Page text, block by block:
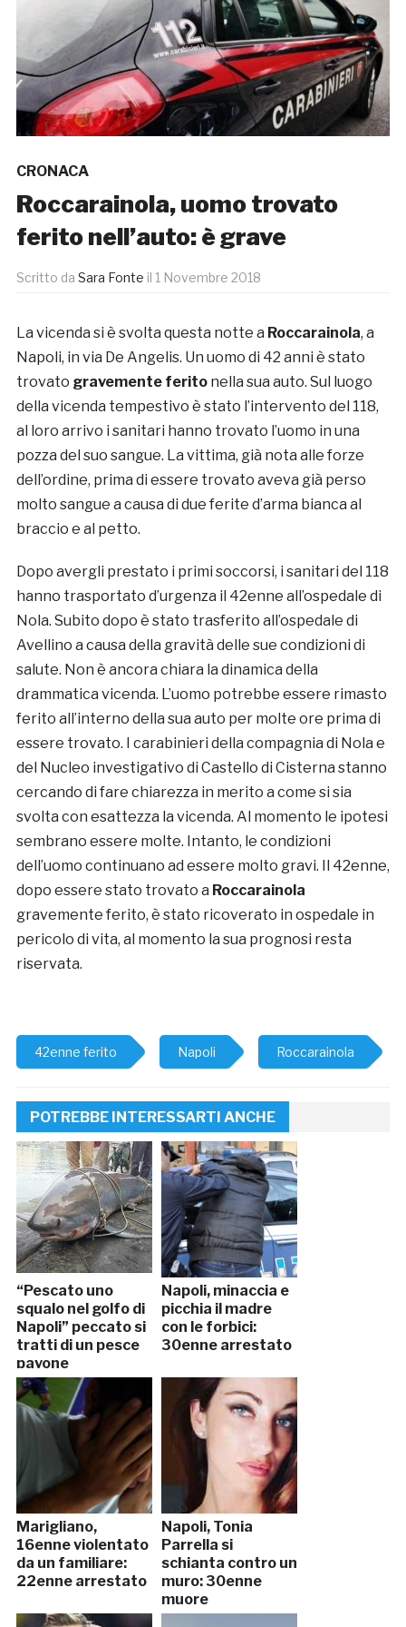
CRONACA
Roccarainola, uomo trovato
ferito nell’auto: è grave
Scritto da Sara Fonte il 1 Novembre 2018
La vicenda si è svolta questa notte a Roccarainola, a
Napoli, in via De Angelis. Un uomo di 42 anni è stato
trovato gravemente feritonella sua auto. Sul luogo
della vicenda tempestivo è stato l’intervento del 118,
al loro arrivo i sanitari hanno trovato l’uomo in una
pozza del suo sangue. La vittima, già nota alle forze
dell’ordine, prima di essere trovato aveva già perso
molto sangue a causa di due ferite d’arma bianca al
braccio e al petto.
Dopo avergli prestato i primi soccorsi, i sanitari del 118
hanno trasportato d’urgenza il 42enne all’ospedale di
Nola. Subito dopo è stato trasferito all’ospedale di
Avellino a causa della gravità delle sue condizioni di
salute. Non è ancora chiara la dinamica della
drammatica vicenda. L’uomo potrebbe essere rimasto
ferito all’interno della sua auto per molte ore prima di
essere trovato. I carabinieri della compagnia di Nola e
del Nucleo investigativo di Castello di Cisterna stanno
cercando di fare chiarezza in merito a come si sia
svolta con esattezza la vicenda. Al momento le ipotesi
sembrano essere molte. Intanto, le condizioni
dell’uomo continuano ad essere molto gravi. Il 42enne,
dopo essere stato trovato a Roccarainola
gravemente ferito, è stato ricoverato in ospedale in
pericolo di vita, al momento la sua prognosi resta
riservata.
42enne ferito Napoli Roccarainola
POTREBBE INTERESSARTI ANCHE
“Pescato uno
squalo nel golfo di
Napoli” peccato si
tratti di un pesce
pavone
Napoli, minaccia e
picchia il madre
con le forbici:
30enne arrestato
Marigliano,
16enne violentato
da un familiare:
22enne arrestato
Napoli, Tonia
Parrella si
schianta contro un
muro: 30enne
muore